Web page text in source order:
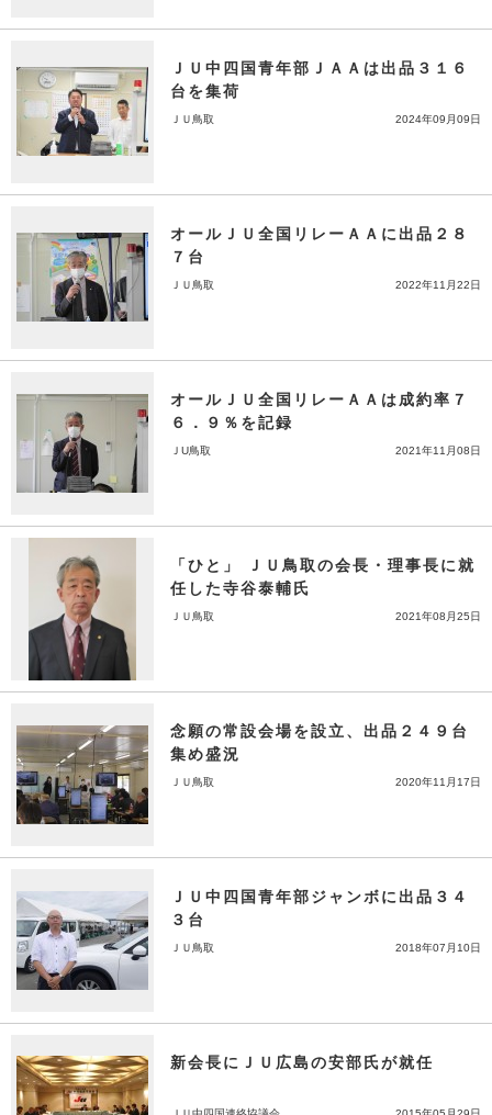
ＪＵ中四国青年部ＪＡＡは出品３１６
台を集荷
ＪＵ鳥取 2024年09月09日
オールＪＵ全国リレーＡＡに出品２８
７台
ＪＵ鳥取 2022年11月22日
オールＪＵ全国リレーＡＡは成約率７
６．９％を記録
ＪU鳥取 2021年11月08日
「ひと」 ＪＵ鳥取の会長・理事長に就
任した寺谷泰輔氏
ＪＵ鳥取 2021年08月25日
念願の常設会場を設立、出品２４９台
集め盛況
ＪＵ鳥取 2020年11月17日
ＪＵ中四国青年部ジャンボに出品３４
３台
ＪＵ鳥取 2018年07月10日
新会長にＪＵ広島の安部氏が就任